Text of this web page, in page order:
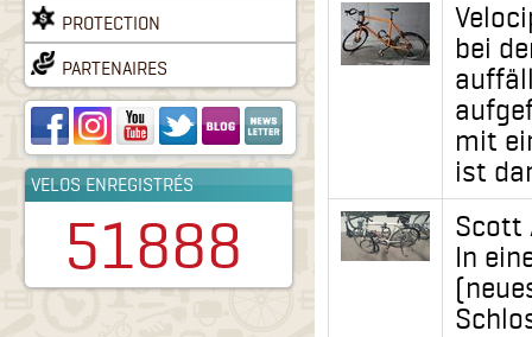
PROTECTION
PARTENAIRES
VELOS ENREGISTRÉS
51888
bei
mit
ist
Scott
In